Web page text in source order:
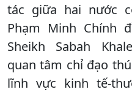
tác giữa hai nước
Phạm Minh Chính
Sheikh Sabah
quan tâm chỉ đạo
lĩnh vực kinh tế-